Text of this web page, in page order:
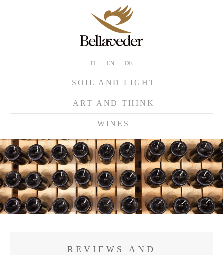
IT EN DE
SOIL AND LIGHT
ART AND THINK
WINES
REVIEWS AND